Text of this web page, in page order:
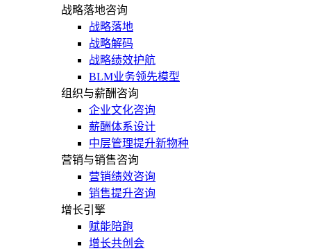
战略落地咨询
战略落地
战略解码
战略绩效护航
BLM业务领先模型
组织与薪酬咨询
企业文化咨询
薪酬体系设计
中层管理提升新物种
营销与销售咨询
营销绩效咨询
销售提升咨询
增长引擎
赋能陪跑
增长共创会